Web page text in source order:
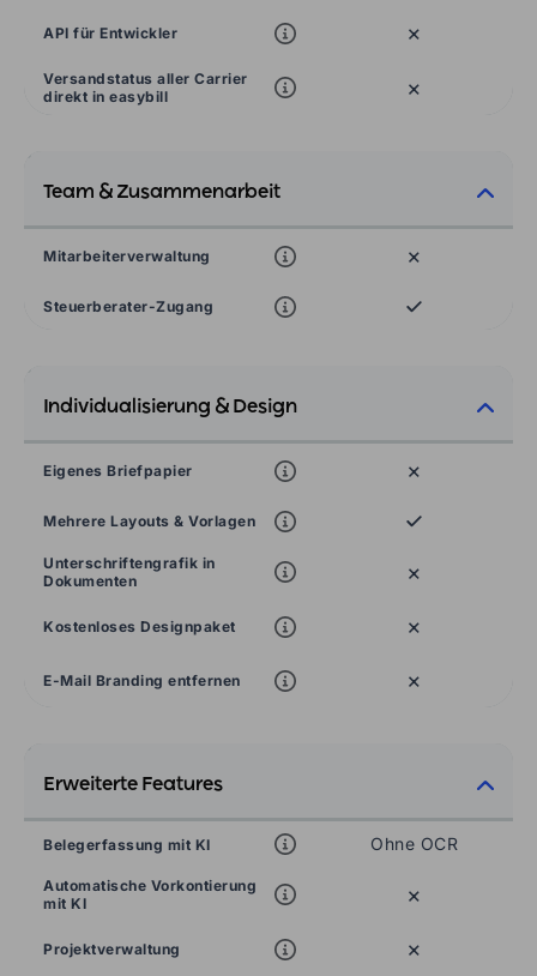
API für Entwickler ×
Versandstatus aller Carrier
direkt in easybill
×
Team & Zusammenarbeit
Mitarbeiterverwaltung ×
Steuerberater-Zugang
Individualisierung & Design
Eigenes Briefpapier ×
Mehrere Layouts & Vorlagen
Unterschriftengrafik in
Dokumenten
×
Kostenloses Designpaket ×
E-Mail Branding entfernen ×
Erweiterte Features
Belegerfassung mit KI Ohne OCR
Automatische Vorkontierung
mit KI
×
Projektverwaltung ×